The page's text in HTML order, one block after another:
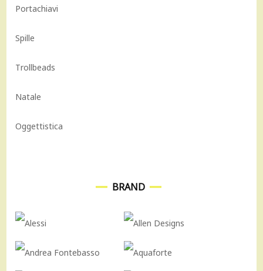
Portachiavi
Spille
Trollbeads
Natale
Oggettistica
BRAND